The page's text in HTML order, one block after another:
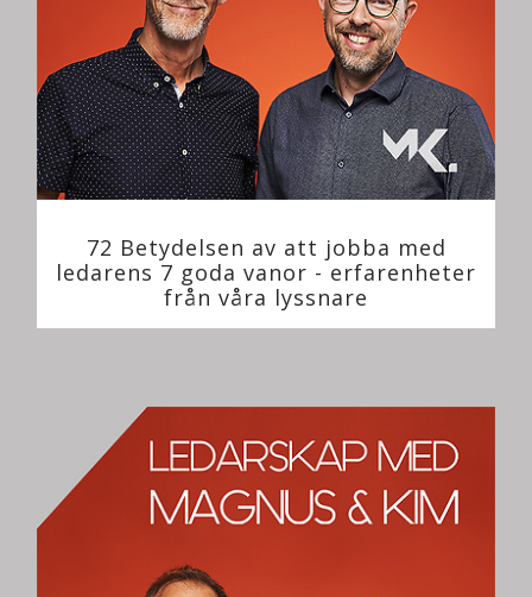
72 Betydelsen av att jobba med
ledarens 7 goda vanor - erfarenheter
från våra lyssnare